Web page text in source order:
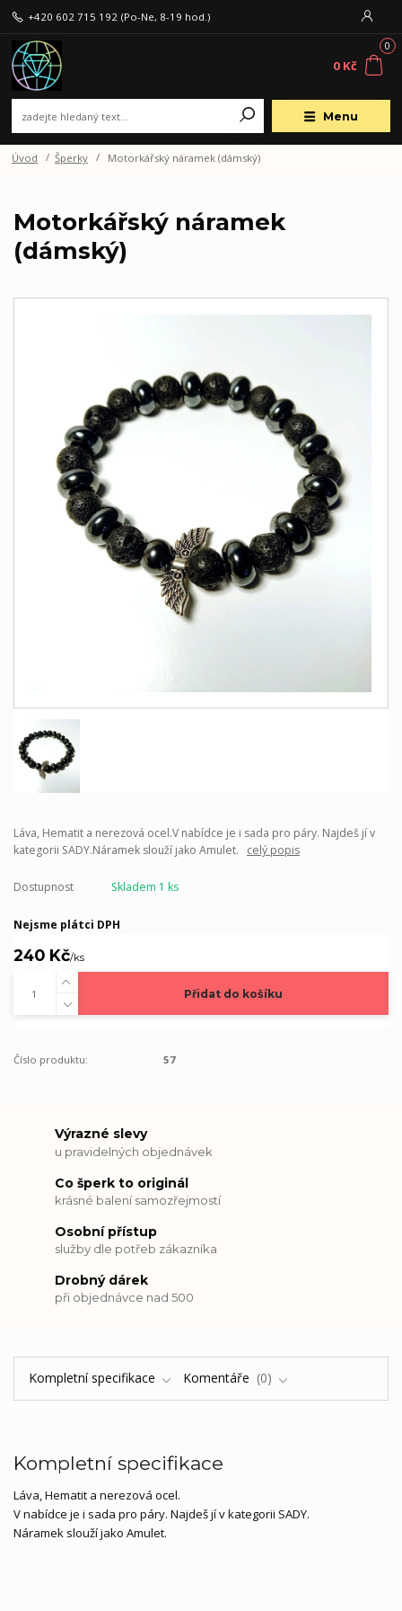
Menu
+420 602 715 192 (Po-Ne, 8-19 hod.)
0
0 Kč
Úvod Šperky Motorkářský náramek (dámský)
Motorkářský náramek
(dámský)
Láva, Hematit a nerezová ocel.V nabídce je i sada pro páry. Najdeš jí v
kategorii SADY.Náramek slouží jako Amulet. celý popis
Dostupnost Skladem 1 ks
Nejsme plátci DPH
240 Kč/ks
Přidat do košíku
Číslo produktu: 57
Výrazné slevy
u pravidelných objednávek
Co šperk to originál
krásné balení samozřejmostí
Osobní přístup
služby dle potřeb zákazníka
Drobný dárek
při objednávce nad 500
Kompletní specifikace Komentáře 0
Kompletní specifikace
Láva, Hematit a nerezová ocel.
V nabídce je i sada pro páry. Najdeš jí v kategorii SADY.
Náramek slouží jako Amulet.